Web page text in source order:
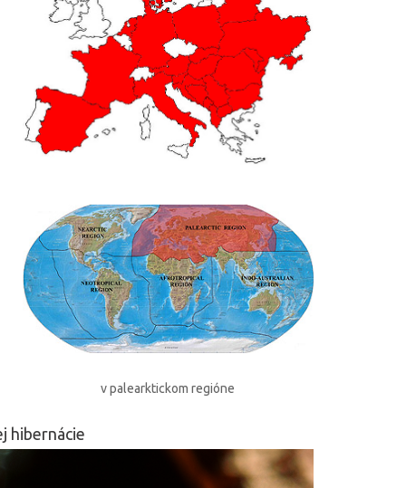
v palearktickom regióne
hibernácie